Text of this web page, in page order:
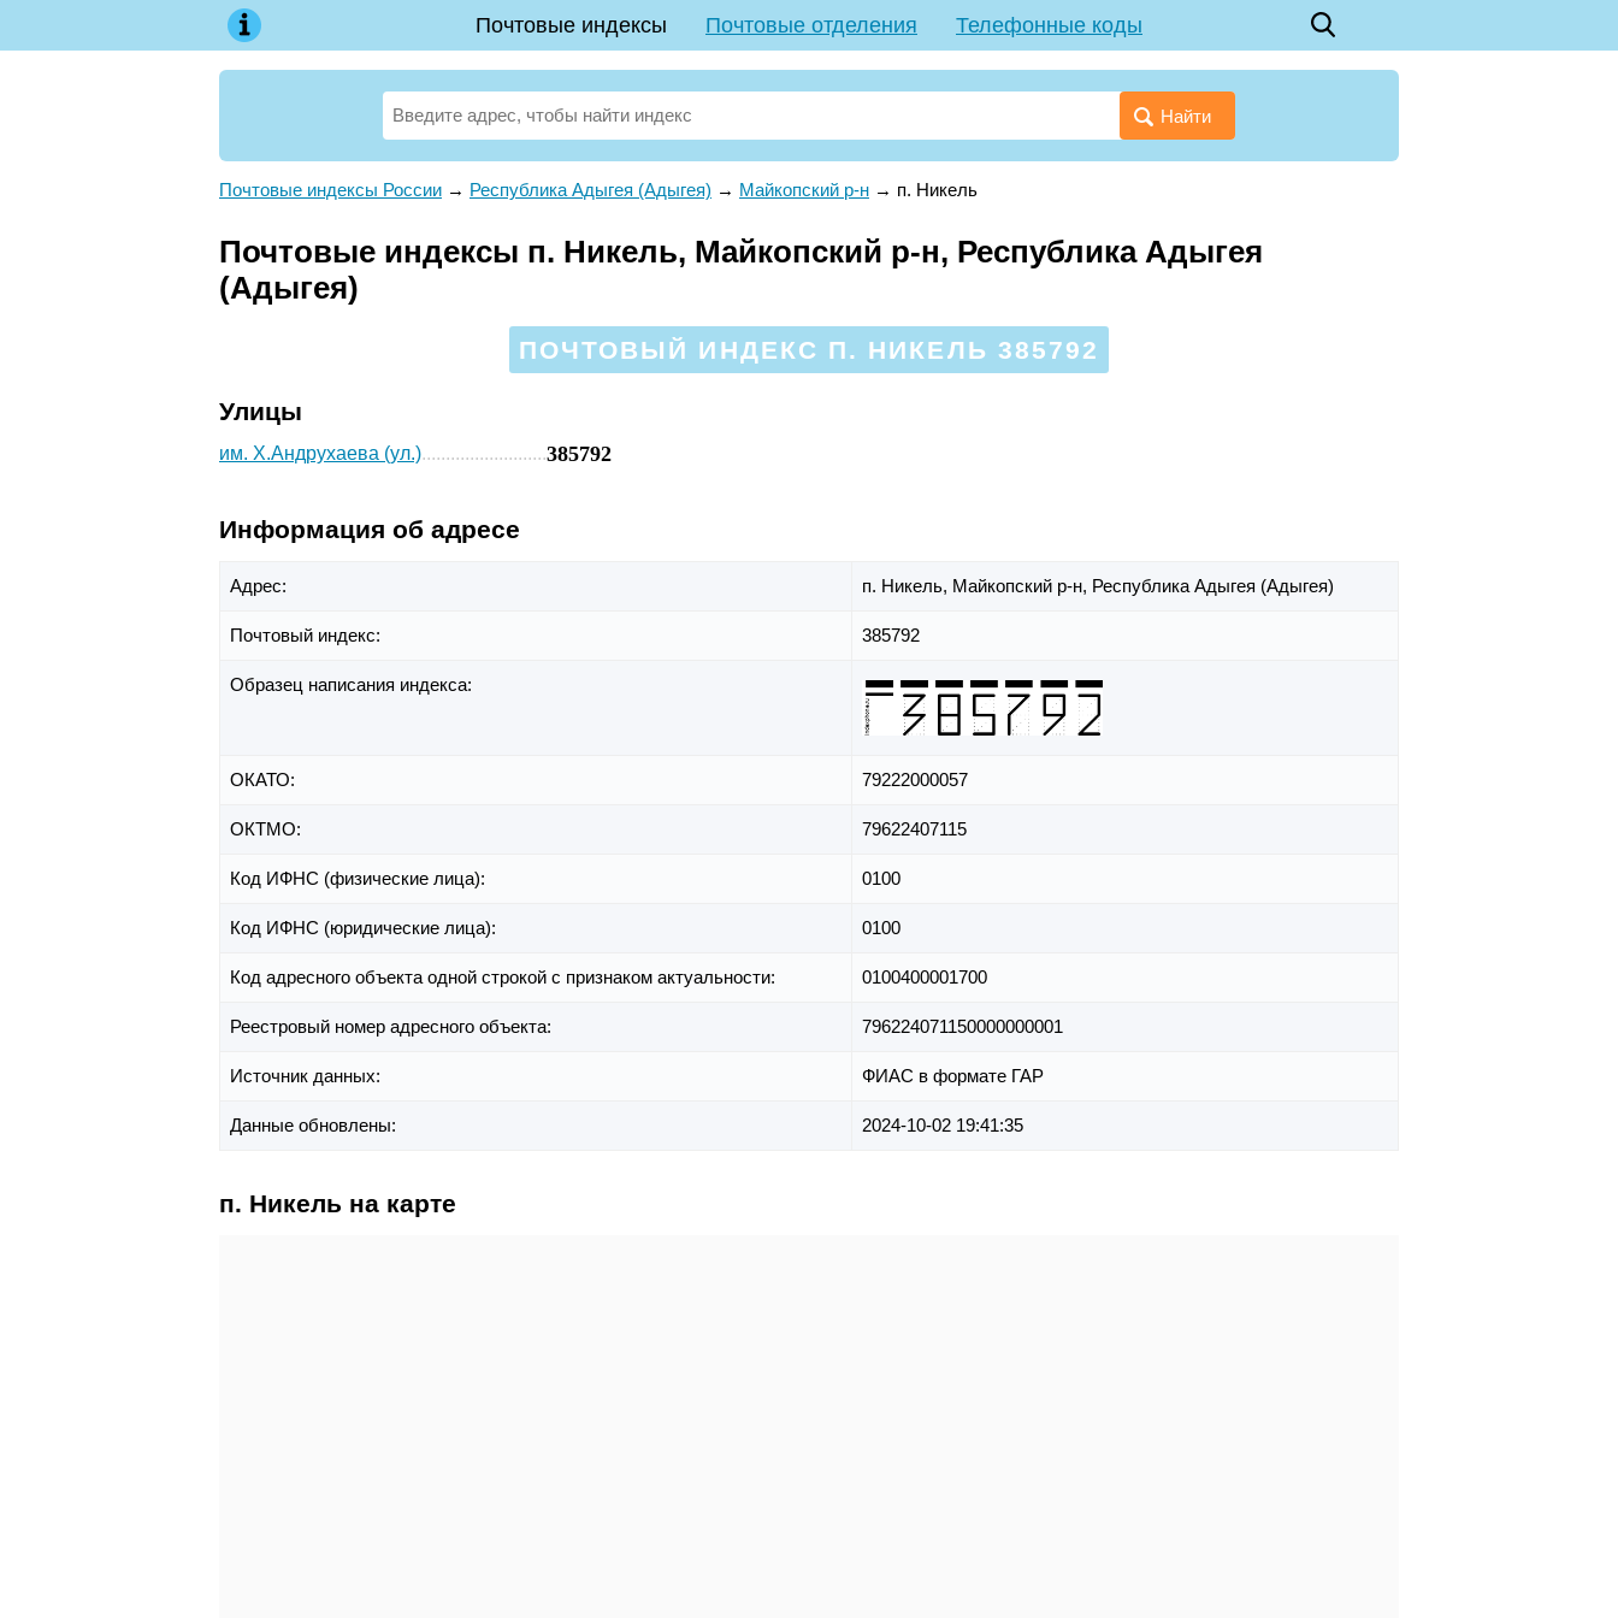
Почтовые индексы Почтовые отделения Телефонные коды
Найти
Почтовые индексы России → Республика Адыгея (Адыгея) → Майкопский р-н → п. Никель
Почтовые индексы п. Никель, Майкопский р-н, Республика Адыгея
(Адыгея)
ПОЧТОВЫЙ ИНДЕКС П. НИКЕЛЬ 385792
Улицы
им. Х.Андрухаева (ул.) 385792
Информация об адресе
Адрес: п. Никель, Майкопский р-н, Республика Адыгея (Адыгея)
Почтовый индекс: 385792
Образец написания индекса:
ОКАТО: 79222000057
ОКТМО: 79622407115
Код ИФНС (физические лица): 0100
Код ИФНС (юридические лица): 0100
Код адресного объекта одной строкой с признаком актуальности: 0100400001700
Реестровый номер адресного объекта: 796224071150000000001
Источник данных: ФИАС в формате ГАР
Данные обновлены: 2024-10-02 19:41:35
п. Никель на карте